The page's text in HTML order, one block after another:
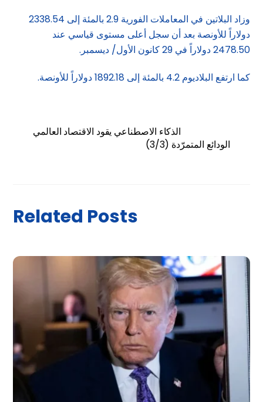
وزاد البلاتين في المعاملات الفورية 2.9 بالمئة إلى 2338.54
دولاراً للأونصة بعد أن سجل أعلى مستوى قياسي عند
2478.50 دولاراً في 29 كانون الأول/ ديسمبر.
كما ارتفع البلاديوم 4.2 بالمئة إلى 1892.18 دولاراً للأونصة.
الذكاء الاصطناعي يقود الاقتصاد العالمي
الودائع المتمرّدة (3/3)
Related Posts